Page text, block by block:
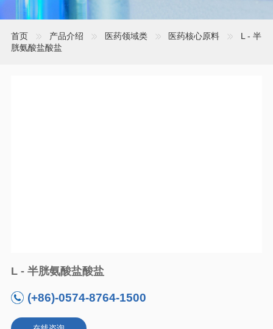
首页 产品介绍 医药领域类 医药核心原料
L - 半
胱氨酸盐酸盐
L - 半胱氨酸盐酸盐
(+86)-0574-8764-1500